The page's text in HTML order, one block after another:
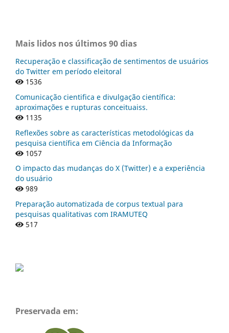
Mais lidos nos últimos 90 dias
Recuperação e classificação de sentimentos de usuários
do Twitter em período eleitoral
1536
Comunicação cientifica e divulgação científica:
aproximações e rupturas conceituaiss.
1135
Reflexões sobre as características metodológicas da
pesquisa científica em Ciência da Informação
1057
O impacto das mudanças do X (Twitter) e a experiência
do usuário
989
Preparação automatizada de corpus textual para
pesquisas qualitativas com IRAMUTEQ
517
Preservada em: